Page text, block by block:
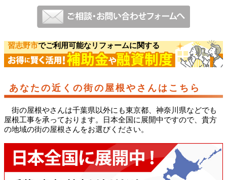
習志野市でご利用可能なリフォームに関する
あなたの近くの街の屋根やさんはこちら
街の屋根やさんは千葉県以外にも東京都、神奈川県などでも
屋根工事を承っております。日本全国に展開中ですので、貴方
の地域の街の屋根さんをお選びください。